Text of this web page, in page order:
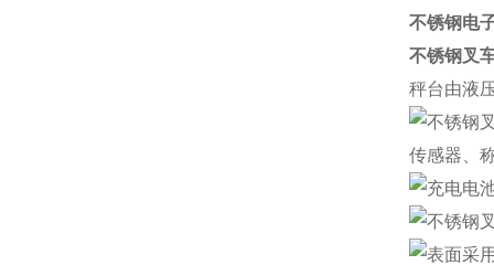
不锈钢电
不锈钢叉
秤台由液
不锈钢
传感器、
充电电
不锈钢
表面采